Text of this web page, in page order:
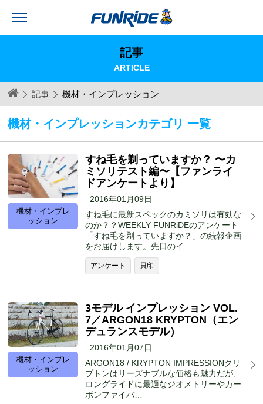
記事
ARTICLE
記事 機材・インプレッション
機材・インプレッションカテゴリ 一覧
機材・インプレ
ッション
すね毛を剃っていますか？ 〜カ
ミソリテスト編〜【ファンライ
ドアンケートより】
2016年01月09日
すね毛に最新スペックのカミソリは有効な
のか？？WEEKLY FUNRiDEのアンケート
「すね毛を剃っていますか？」の続報企画
をお届けします。先日のイ…
アンケート 貝印
機材・インプレ
ッション
3モデル インプレッション VOL.
7／ARGON18 KRYPTON（エン
デュランスモデル）
2016年01月07日
ARGON18 / KRYPTON IMPRESSIONクリ
プトンはリーズナブルな価格も魅力だが、
ロングライドに最適なジオメトリーやカー
ボンファイバ…